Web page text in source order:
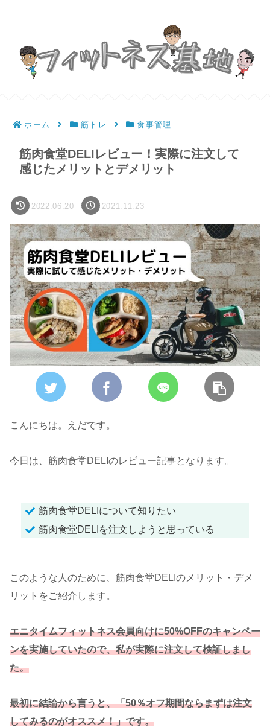
ホーム 筋トレ 食事管理
筋肉食堂DELIレビュー！実際に注文して
感じたメリットとデメリット
2022.06.20 2021.11.23
こんにちは。えだです。
今日は、筋肉食堂DELIのレビュー記事となります。
筋肉食堂DELIについて知りたい
筋肉食堂DELIを注文しようと思っている
このような人のために、筋肉食堂DELIのメリット・デメ
リットをご紹介します。
エニタイムフィットネス会員向けに50%OFFのキャンペー
ンを実施していたので、私が実際に注文して検証しまし
た。
最初に結論から言うと、「50％オフ期間ならまずは注文
してみるのがオススメ！」です。